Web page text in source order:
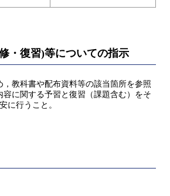
・復習)等についての指示
，教科書や配布資料等の該当箇所を参照
容に関する予習と復習（課題含む）をそ
に行うこと。